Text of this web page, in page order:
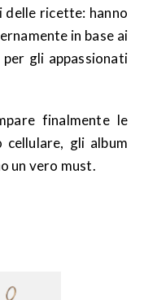
delle ricette: hanno
in base ai
gli appassionati
finalmente le
gli album
un vero must.